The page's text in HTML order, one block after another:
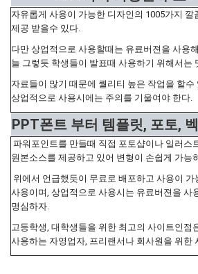
자유롭게 사용이 가능한 디자인의 1005가지 깔
제공 받을수 있다.
다만 상업적으로 사용할때는 유료버젼을 사용
늘 그렇듯 학생들이 발표때 사용하기 위해서는
자료들이 많기 때문에 퀄리티 높은 작업을 할
상업적으로 사용시에는 주의를 기울여야 한다.
PPT폰트 부터 템플릿, 포토,
파워포인트를 만들때 직접 포토샵이나 일러스
원본소스를 제공하고 있어 변형이 손쉽게 가능
위에서 언급했듯이 무료로 배포하고 사용이 가
사용이며, 상업적으로 사용시는 유료버젼을 사
명심하자.
고등학생, 대학생들을 위한 최고의 사이트인점
사용하는 자영업자, 프리랜서나 회사원을 위한